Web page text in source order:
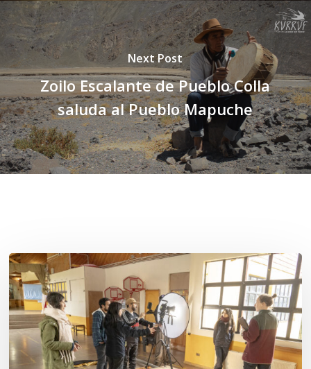
Next Post
Zoilo Escalante de Pueblo Colla
saluda al Pueblo Mapuche
Toda
el
agua
del
mar: